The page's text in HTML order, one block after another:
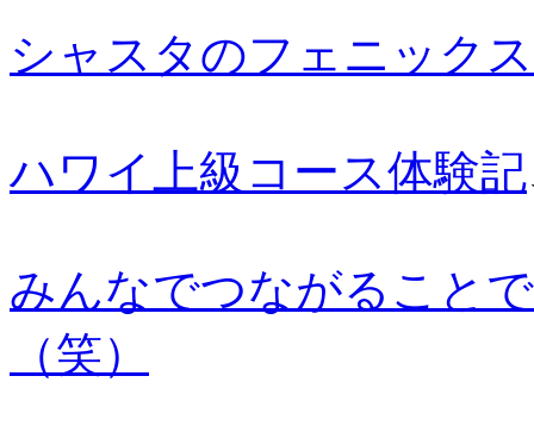
シャスタのフェニック
ハワイ上級コース体験記
みんなでつながること
（笑）